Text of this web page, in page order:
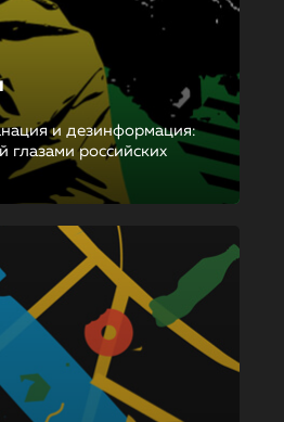
и дезинформация:
российских